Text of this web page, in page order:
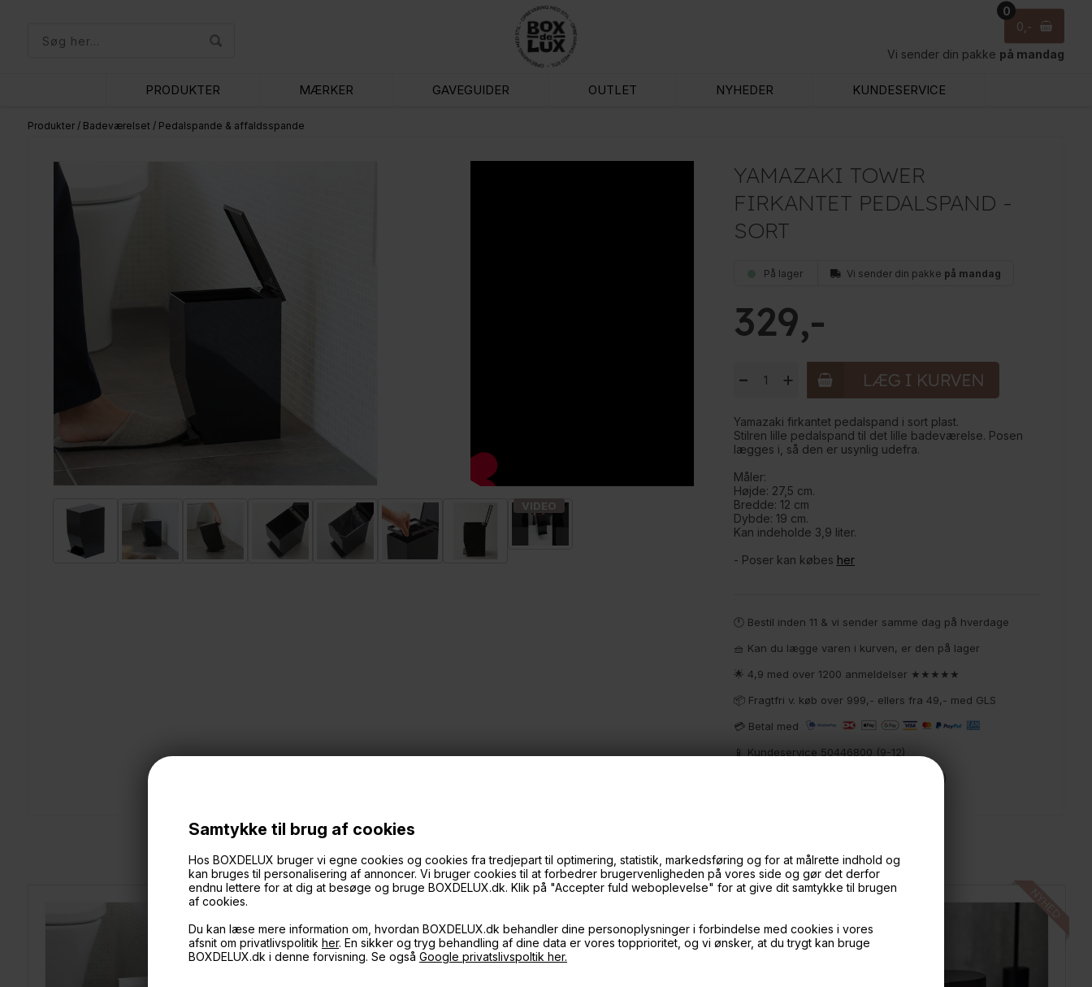
Samtykke til brug af cookies
Hos BOXDELUX bruger vi egne cookies og cookies fra tredjepart til optimering, statistik, markedsføring og for at målrette indhold og
kan bruges til personalisering af annoncer. Vi bruger cookies til at forbedrer brugervenligheden på vores side og gør det derfor
endnu lettere for at dig at besøge og bruge BOXDELUX.dk. Klik på "Accepter fuld weboplevelse" for at give dit samtykke til brugen
af cookies.
Du kan læse mere information om, hvordan BOXDELUX.dk behandler dine personoplysninger i forbindelse med cookies i vores
afsnit om privatlivspolitik her. En sikker og tryg behandling af dine data er vores topprioritet, og vi ønsker, at du trygt kan bruge
BOXDELUX.dk i denne forvisning. Se også Google privatslivspoltik her.
0
0
Vi sender din pakke på mandag
PRODUKTER MÆRKER GAVEGUIDER OUTLET NYHEDER KUNDESERVICE
Produkter/ Badeværelset / Pedalspande & affaldsspande
YAMAZAKI TOWER
FIRKANTET PEDALSPAND -
SORT
På lager Vi sender din pakke på mandag
329
+
-
Yamazaki firkantet pedalspand i sort plast.
Stilren lille pedalspand til det lille badeværelse. Posen
lægges i, så den er usynlig udefra.
Måler:
Højde: 27,5 cm.
Bredde: 12 cm
Dybde: 19 cm.
Kan indeholde 3,9 liter.
- Poser kan købes her
🕚 Bestil inden 11 & vi sender samme dag på hverdage
🧺 Kan du lægge varen i kurven, er den på lager
🌟 4,9 med over 1200 anmeldelser ★★★★★
📦 Fragtfri v. køb over 999,- ellers fra 49,- med GLS
💳 Betal med
📱 Kundeservice 50446800 (9-12)
(24/7)
ANDRE IDÉER